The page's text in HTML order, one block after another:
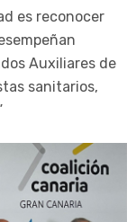
es reconocer
Auxiliares de
sanitarios,